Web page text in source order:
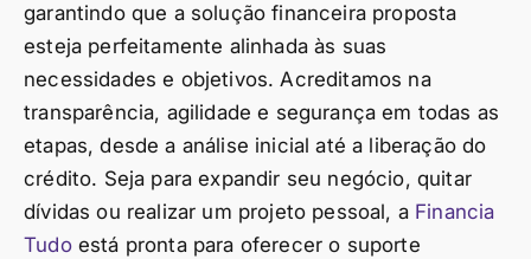
garantindo que a solução financeira proposta
esteja perfeitamente alinhada às suas
necessidades e objetivos. Acreditamos na
transparência, agilidade e segurança em todas as
etapas, desde a análise inicial até a liberação do
crédito. Seja para expandir seu negócio, quitar
dívidas ou realizar um projeto pessoal, a Financia
Tudoestá pronta para oferecer o suporte